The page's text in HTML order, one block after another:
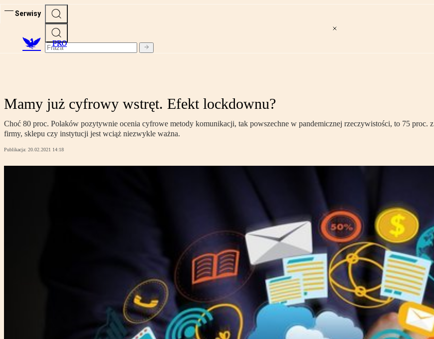
Serwisy
PRO
Mamy już cyfrowy wstręt. Efekt lockdownu?
Choć 80 proc. Polaków pozytywnie ocenia cyfrowe metody komunikacji, tak powszechne w pandemicznej rzeczywistości, to 75 proc.
firmy, sklepu czy instytucji jest wciąż niezwykle ważna.
Publikacja: 20.02.2021 14:18